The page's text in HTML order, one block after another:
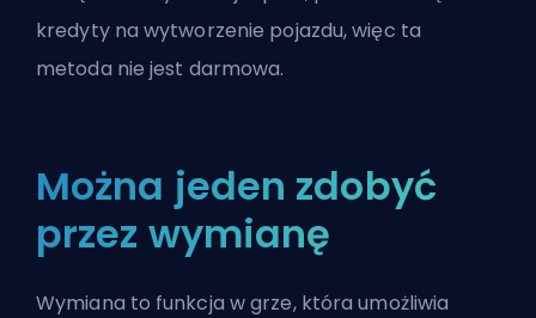
kredyty na wytworzenie pojazdu, więc ta
metoda nie jest darmowa.
Można jeden zdobyć
przez wymianę
Wymiana to funkcja w grze, która umożliwia